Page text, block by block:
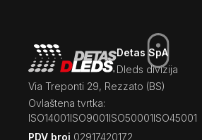
Detas SpA
Dleds divizija
Via Treponti 29, Rezzato (BS)
Ovlaštena tvrtka:
ISO14001ISO9001ISO50001ISO45001
PDV broj 02917420172